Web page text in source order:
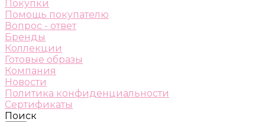
Покупки
Помощь покупателю
Вопрос - ответ
Бренды
Коллекции
Готовые образы
Компания
Новости
Политика конфиденциальности
Сертификаты
Поиск